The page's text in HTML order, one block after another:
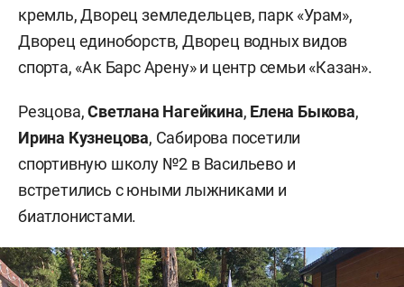
кремль, Дворец земледельцев, парк «Урам»,
Дворец единоборств, Дворец водных видов
спорта, «Ак Барс Арену» и центр семьи «Казан».
Резцова,Светлана Нагейкина, Елена Быкова,
Ирина Кузнецова, Сабирова посетили
спортивную школу №2 в Васильево и
встретились с юными лыжниками и
биатлонистами.